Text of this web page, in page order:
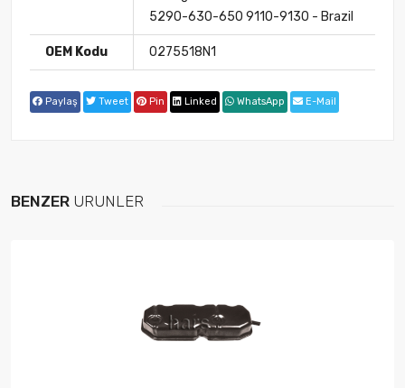
5290-630-650 9110-9130 - Brazil
OEM Kodu 0275518N1
Paylaş Tweet Pin Linked WhatsApp E-Mail
BENZER ÜRÜNLER